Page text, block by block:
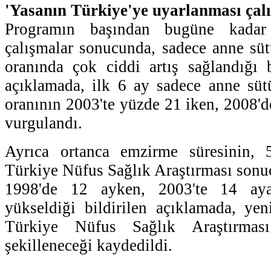
'Yasanın Türkiye'ye uyarlanması
Programın başından bugüne
çalışmalar sonucunda, sadece anne
oranında çok ciddi artış
açıklamada, ilk 6 ay sadece anne
oranının 2003'te yüzde 21 iken,
vurgulandı.
Ayrıca ortanca emzirme
Türkiye Nüfus Sağlık Araştırması
1998'de 12 ayken, 2003'te 14
yükseldiği bildirilen açıklamada,
Türkiye Nüfus Sağlık
şekilleneceği kaydedildi.